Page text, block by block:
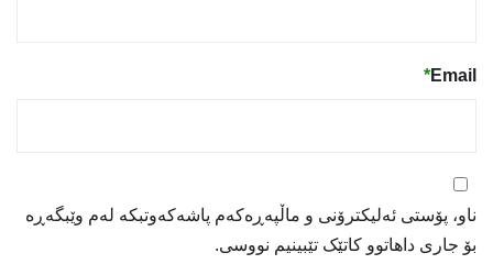
Email
*
ناو، پۆستی ئەلیکترۆنی و ماڵپەڕەکەم پاشەکەوتبکە لەم وێبگەڕە
بۆ جاری داهاتوو کاتێک تێبینیم نووسی.